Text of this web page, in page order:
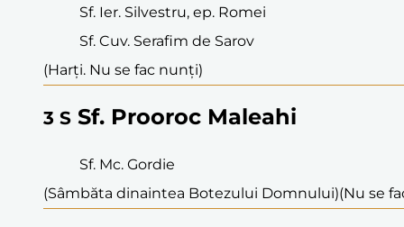
Sf. Ier. Silvestru, ep. Romei
Sf. Cuv. Serafim de Sarov
(Harți. Nu se fac nunți)
3 S Sf. Prooroc Maleahi
Sf. Mc. Gordie
(Sâmbăta dinaintea Botezului Domnului)(Nu se